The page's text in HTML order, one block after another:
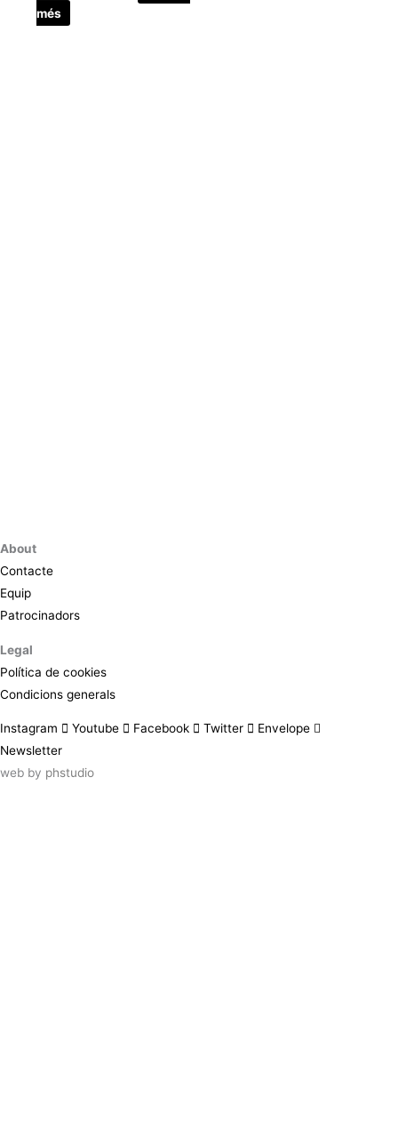
més
About
Contacte
Equip
Patrocinadors
Legal
Política de cookies
Condicions generals
Instagram Youtube Facebook Twitter
Envelope
Newsletter
web by phstudio